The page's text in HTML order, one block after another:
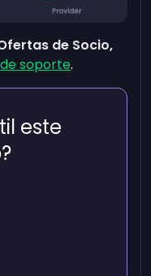
de Socio,
soporte.
este